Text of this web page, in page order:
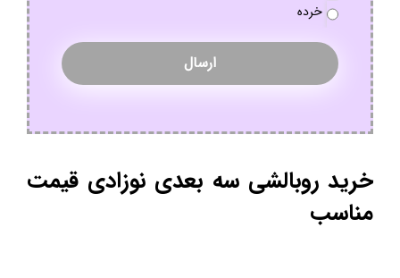
خرده
خرید روبالشی سه بعدی نوزادی قیمت
مناسب